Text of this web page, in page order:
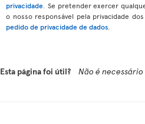
privacidade . Se pretender exercer
o nosso responsável pela privacidade
pedido de privacidade de dados
Esta página foi útil? Não é